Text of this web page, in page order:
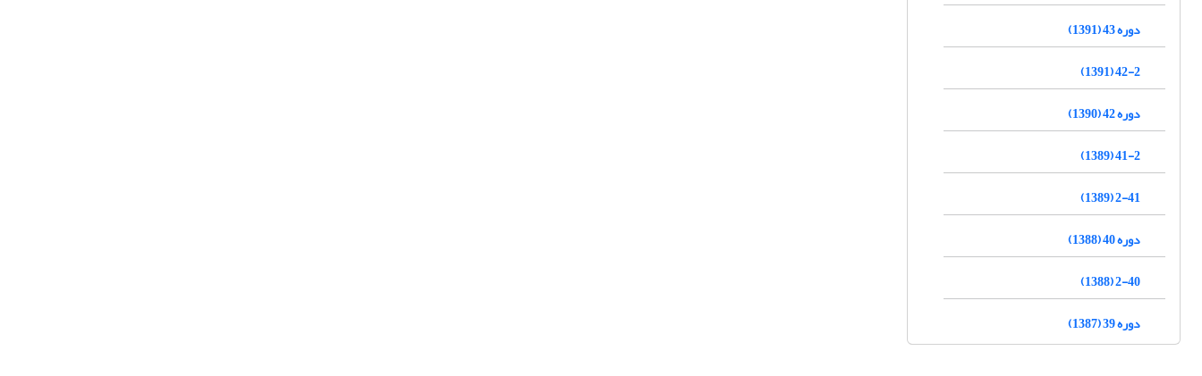
دوره 43 (1391)
42-2 (1391)
دوره 42 (1390)
41-2 (1389)
2-41 (1389)
دوره 40 (1388)
2-40 (1388)
دوره 39 (1387)